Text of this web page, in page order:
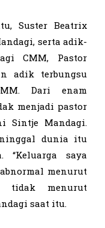
Suster Beatrix
serta adik-
CMM, Pastor
adik terbungsu
Dari enam
menjadi pastor
Sintje Mandagi.
dunia itu
“Keluarga saya
menurut
tidak menurut
saat itu.